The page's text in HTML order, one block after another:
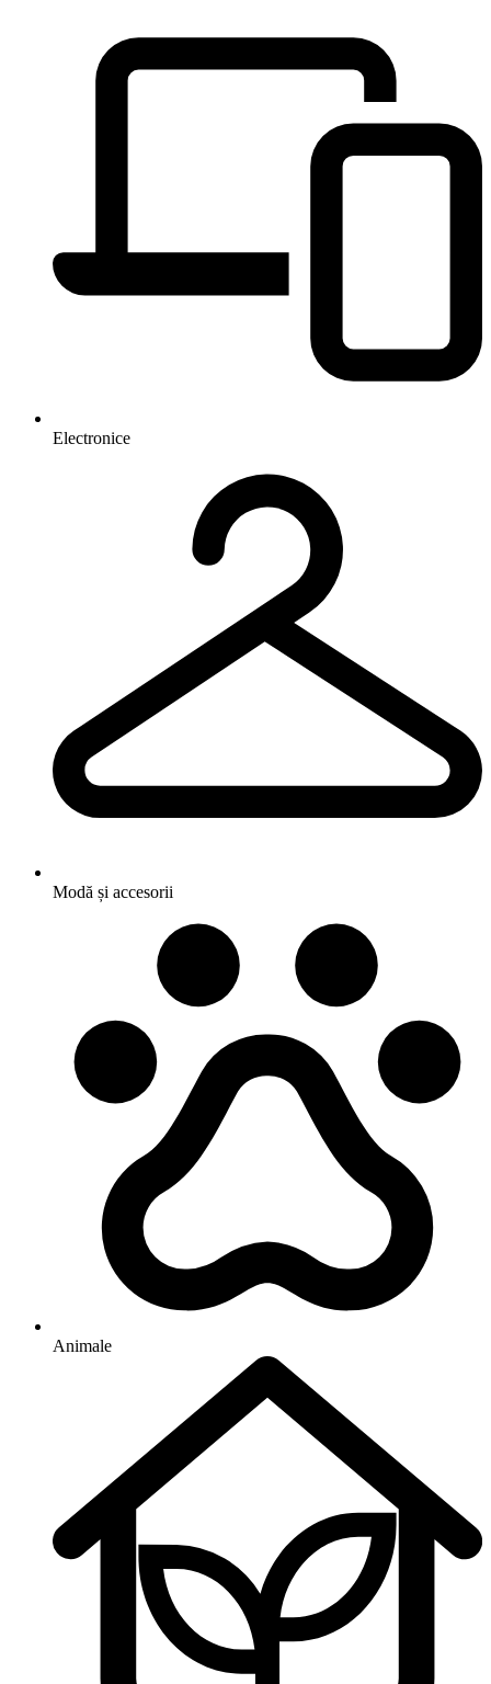
Electronice
Modă și accesorii
Animale